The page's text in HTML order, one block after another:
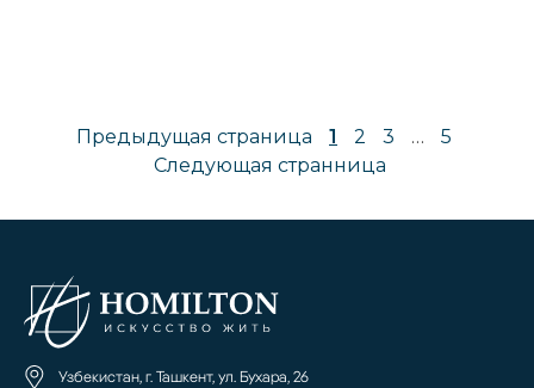
Предыдущая страница 1 2 3 …
5
Следующая странница
Узбекистан, г. Ташкент, ул. Бухара, 26